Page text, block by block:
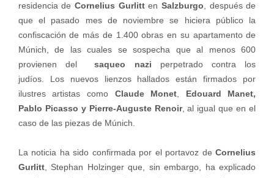
residencia de Cornelius Gurlitten Salzburgo , después de
que el pasado mes de noviembre se hiciera público la
confiscación de más de 1.400 obras en su apartamento de
Múnich, de las cuales se sospecha que al menos 600
provienen del
saqueo nazi perpetrado contra los
judíos. Los nuevos lienzos hallados están firmados por
ilustres artistas como Claude Monet
Edouard Manet,
Pablo Picasso y Pierre-Auguste Renoir, al igual que en el
caso de las piezas de Múnich.
La noticia ha sido confirmada por el portavoz deCornelius
Gurlitt, Stephan Holzinger que, sin embargo, ha explicado